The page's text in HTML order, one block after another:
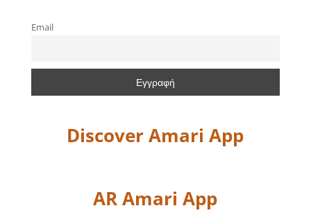
Email
Discover Amari App
AR Amari App